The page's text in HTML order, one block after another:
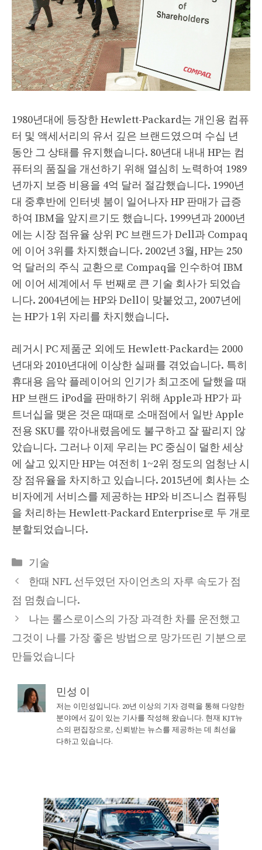
1980년대에 등장한 Hewlett-Packard는 개인용 컴퓨
터 및 액세서리의 유서 깊은 브랜드였으며 수십 년
동안 그 상태를 유지했습니다. 80년대 내내 HP는 컴
퓨터의 품질을 개선하기 위해 열심히 노력하여 1989
년까지 보증 비용을 4억 달러 절감했습니다. 1990년
대 중후반에 인터넷 붐이 일어나자 HP 판매가 급증
하여 IBM을 앞지르기도 했습니다. 1999년과 2000년
에는 시장 점유율 상위 PC 브랜드가 Dell과 Compaq
에 이어 3위를 차지했습니다. 2002년 3월, HP는 250
억 달러의 주식 교환으로 Compaq을 인수하여 IBM
에 이어 세계에서 두 번째로 큰 기술 회사가 되었습
니다. 2004년에는 HP와 Dell이 맞붙었고, 2007년에
는 HP가 1위 자리를 차지했습니다.
레거시 PC 제품군 외에도 Hewlett-Packard는 2000
년대와 2010년대에 이상한 실패를 겪었습니다. 특히
휴대용 음악 플레이어의 인기가 최고조에 달했을 때
HP 브랜드 iPod을 판매하기 위해 Apple과 HP가 파
트너십을 맺은 것은 때때로 소매점에서 일반 Apple
전용 SKU를 깎아내렸음에도 불구하고 잘 팔리지 않
았습니다. 그러나 이제 우리는 PC 중심이 덜한 세상
에 살고 있지만 HP는 여전히 1~2위 정도의 엄청난 시
장 점유율을 차지하고 있습니다. 2015년에 회사는 소
비자에게 서비스를 제공하는 HP와 비즈니스 컴퓨팅
을 처리하는 Hewlett-Packard Enterprise로 두 개로
분할되었습니다.
Categories
기술
한때 NFL 선두였던 자이언츠의 자루 속도가 점
점 멈췄습니다.
나는 롤스로이스의 가장 과격한 차를 운전했고
그것이 나를 가장 좋은 방법으로 망가뜨린 기분으로
만들었습니다
민성 이
저는 이민성입니다. 20년 이상의 기자 경력을 통해 다양한
분야에서 깊이 있는 기사를 작성해 왔습니다. 현재 KJT뉴
스의 편집장으로, 신뢰받는 뉴스를 제공하는 데 최선을
다하고 있습니다.